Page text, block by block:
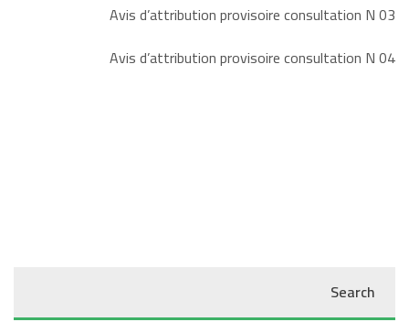
Avis d’attribution provisoire consultation N 03
Avis d’attribution provisoire consultation N 04
Search